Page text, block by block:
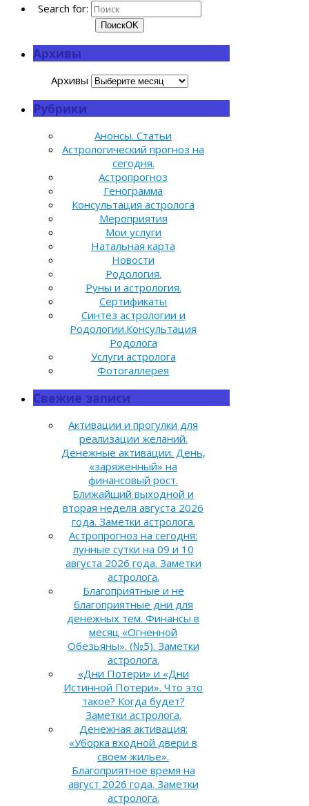
Search for:
ПоискOK
Архивы
Архивы
Рубрики
Анонсы. Статьи
Астрологический прогноз на
сегодня.
Астропрогноз
Генограмма
Консультация астролога
Мероприятия
Мои услуги
Натальная карта
Новости
Родология.
Руны и астрология.
Сертификаты
Синтез астрологии и
Родологии.Консультация
Родолога
Услуги астролога
Фотогаллерея
Свежие записи
Активации и прогулки для
реализации желаний.
Денежные активации. День,
«заряженный» на
финансовый рост.
Ближайший выходной и
вторая неделя августа 2026
года. Заметки астролога.
Астропрогноз на сегодня:
лунные сутки на 09 и 10
августа 2026 года. Заметки
астролога.
Благоприятные и не
благоприятные дни для
денежных тем. Финансы в
месяц «Огненной
Обезьяны». (№5). Заметки
астролога.
«Дни Потери» и «Дни
Истинной Потери». Что это
такое? Когда будет?
Заметки астролога.
Денежная активация:
«Уборка входной двери в
своем жилье».
Благоприятное время на
август 2026 года. Заметки
астролога.